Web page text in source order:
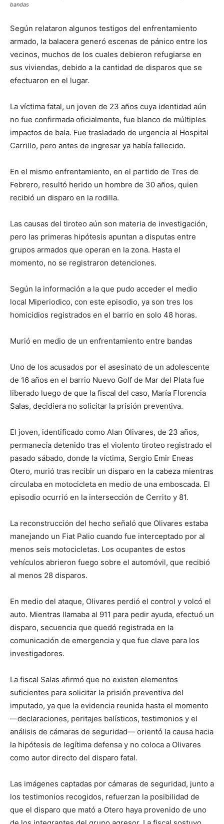
bandas
Según relataron algunos testigos del enfrentamiento
armado, la balacera generó escenas de pánico entre los
vecinos, muchos de los cuales debieron refugiarse en
sus viviendas, debido a la cantidad de disparos que se
efectuaron en el lugar.
La víctima fatal, un joven de 23 años cuya identidad aún
no fue confirmada oficialmente, fue blanco de múltiples
impactos de bala. Fue trasladado de urgencia al Hospital
Carrillo, pero antes de ingresar ya había fallecido.
En el mismo enfrentamiento, en el partido de Tres de
Febrero, resultó herido un hombre de 30 años, quien
recibió un disparo en la rodilla.
Las causas del tiroteo aún son materia de investigación,
pero las primeras hipótesis apuntan a disputas entre
grupos armados que operan en la zona. Hasta el
momento, no se registraron detenciones.
Según la información a la que pudo acceder el medio
local Miperiodico, con este episodio, ya son tres los
homicidios registrados en el barrio en solo 48 horas.
Murió en medio de un enfrentamiento entre bandas
Uno de los acusados por el asesinato de un adolescente
de 16 años en el barrio Nuevo Golf de Mar del Plata fue
liberado luego de que la fiscal del caso, María Florencia
Salas, decidiera no solicitar la prisión preventiva.
El joven, identificado como Alan Olivares, de 23 años,
permanecía detenido tras el violento tiroteo registrado el
pasado sábado, donde la víctima, Sergio Emir Eneas
Otero, murió tras recibir un disparo en la cabeza mientras
circulaba en motocicleta en medio de una emboscada. El
episodio ocurrió en la intersección de Cerrito y 81.
La reconstrucción del hecho señaló que Olivares estaba
manejando un Fiat Palio cuando fue interceptado por al
menos seis motocicletas. Los ocupantes de estos
vehículos abrieron fuego sobre el automóvil, que recibió
al menos 28 disparos.
En medio del ataque, Olivares perdió el control y volcó el
auto. Mientras llamaba al 911 para pedir ayuda, efectuó un
disparo, secuencia que quedó registrada en la
comunicación de emergencia y que fue clave para los
investigadores.
La fiscal Salas afirmó que no existen elementos
suficientes para solicitar la prisión preventiva del
imputado, ya que la evidencia reunida hasta el momento
—declaraciones, peritajes balísticos, testimonios y el
análisis de cámaras de seguridad— orientó la causa hacia
la hipótesis de legítima defensa y no coloca a Olivares
como autor directo del disparo fatal.
Las imágenes captadas por cámaras de seguridad, junto a
los testimonios recogidos, refuerzan la posibilidad de
que el disparo que mató a Otero haya provenido de uno